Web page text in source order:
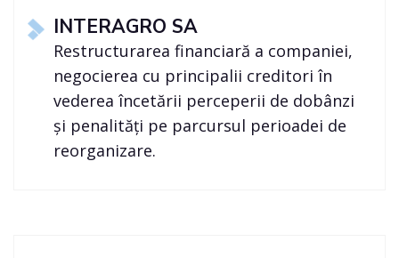
INTERAGRO SA
Restructurarea financiară a companiei,
negocierea cu principalii creditori în
vederea încetării perceperii de dobânzi
și penalități pe parcursul perioadei de
reorganizare.